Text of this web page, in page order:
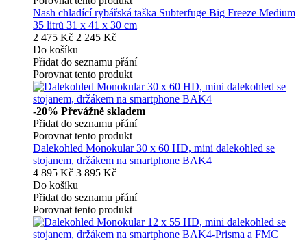
Nash chladící rybářská taška Subterfuge Big Freeze Medium
35 litrů 31 x 41 x 30 cm
2 475 Kč 2 245 Kč
Do košíku
Přidat do seznamu přání
Porovnat tento produkt
-20% Převážně skladem
Přidat do seznamu přání
Porovnat tento produkt
Dalekohled Monokular 30 x 60 HD, mini dalekohled se
stojanem, držákem na smartphone BAK4
4 895 Kč 3 895 Kč
Do košíku
Přidat do seznamu přání
Porovnat tento produkt